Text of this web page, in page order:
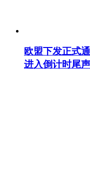
欧盟下发正式
进入倒计时尾声